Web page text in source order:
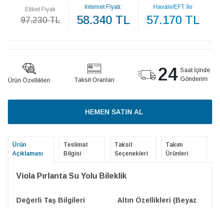
Etiket Fiyatı
97.230 TL
İnternet Fiyatı:
58.340 TL
Havale/EFT İle
57.170 TL
Ürün Özellikleri Taksit Oranları 24 Saat İçinde
Gönderim
HEMEN SATIN AL
Ürün
Açıklaması
Teslimat
Bilgisi
Taksit
Seçenekleri
Takım
Ürünleri
Viola Pırlanta Su Yolu Bileklik
Değerli Taş Bilgileri
Altın Özellikleri (Beyaz